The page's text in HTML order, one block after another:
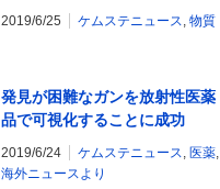
2019/6/25 ケムステニュース, 物質
発見が困難なガンを放射性医薬
品で可視化することに成功
2019/6/24 ケムステニュース, 医薬,
海外ニュースより